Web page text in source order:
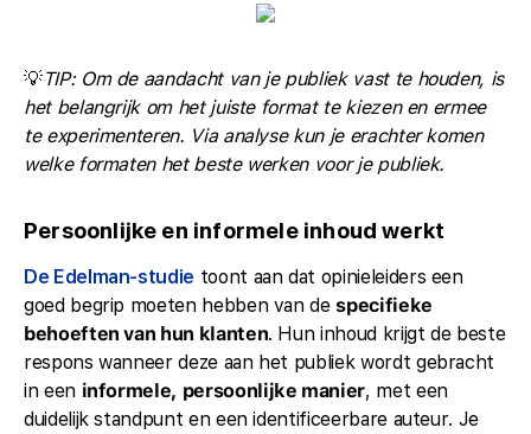
💡TIP: Om de aandacht van je publiek vast te houden, is
het belangrijk om het juiste format te kiezen en ermee
te experimenteren. Via analyse kun je erachter komen
welke formaten het beste werken voor je publiek.
Persoonlijke en informele inhoud werkt
De Edelman-studie toont aan dat opinieleiders een
goed begrip moeten hebben van de specifieke
behoeften van hun klanten. Hun inhoud krijgt de beste
respons wanneer deze aan het publiek wordt gebracht
in een informele, persoonlijke manier, met een
duidelijk standpunt en een identificeerbare auteur. Je